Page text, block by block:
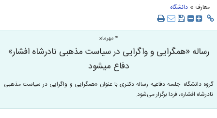
معارف » دانشگاه
۴ مهرماه:
رساله «همگرایی و واگرایی در سیاست مذهبی نادرشاه افشار»
دفاع می‎شود
گروه دانشگاه: جلسه دفاعیه رساله دکتری با عنوان «همگرایی و واگرایی در سیاست مذهبی
نادرشاه افشار»، فردا برگزار می‌شود.